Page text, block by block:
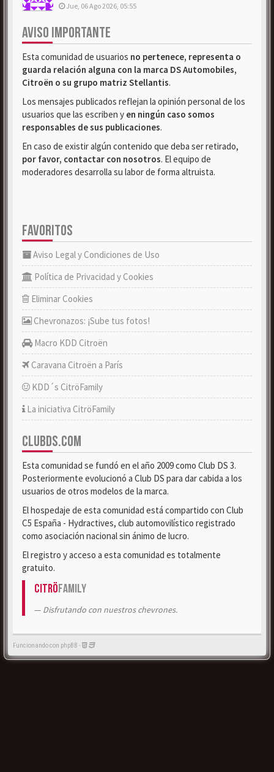
Jue, 06 Ago 2026, 05:55
AVISO IMPORTANTE
Esta comunidad de usuarios no pertenece, representa o
guarda relación alguna con la marca DS Automobiles,
Citroën o su grupo matriz Stellantis.
Los mensajes publicados reflejan la opinión personal de los
usuarios que las escriben y en ningún caso somos
responsables de sus publicaciones.
En caso de existir algún contenido que deba ser retirado,
por favor, contactar con nosotros. El equipo de
moderadores desarrolla su labor de forma altruista.
FAVORITOS
Aviso Legal y Condiciones de Uso
Política de Privacidad y Cookies
Eliminar Cookies
Chevronazos: ¡Sube tus fotos!
Macro KDD Citroën
Caravana Citroën a París
KDD´s CitröFamily
La iniciativa CitröFamily
CLUBDS.COM
Esta comunidad se fundó en el año 2009 como Club DS 3.
Posteriormente evolucionó a Club DS para dar cabida a los
usuarios de otros modelos de la marca.
El hospedaje de esta comunidad está compartido con Club
C5 España - Hydractives, club automovilístico registrado
como asociación nacional sin ánimo de lucro.
El registro y acceso a esta comunidad es totalmente
gratuito.
CitröFamily
Disfrutando con nuestros chevrones.
Funcionando con phpBB -